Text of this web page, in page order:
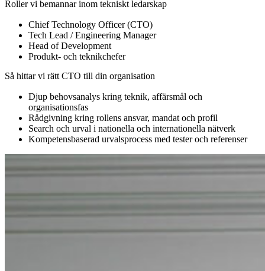
Roller vi bemannar inom tekniskt ledarskap
Chief Technology Officer (CTO)
Tech Lead / Engineering Manager
Head of Development
Produkt- och teknikchefer
Så hittar vi rätt CTO till din organisation
Djup behovsanalys kring teknik, affärsmål och
organisationsfas
Rådgivning kring rollens ansvar, mandat och profil
Search och urval i nationella och internationella nätverk
Kompetensbaserad urvalsprocess med tester och referenser